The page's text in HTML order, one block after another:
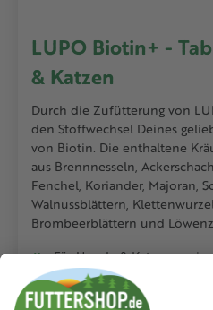
LUPO Biotin+ -
& Katzen
Durch die Zufütterung von
den Stoffwechsel Deines
von Biotin. Die enthaltene
aus Brennnesseln,
Fenchel, Koriander, Majoran,
Walnussblättern,
Brombeerblättern und
Für Hunde & Katzen
Stärkt Haut, Fell & Krallen
Enthält Mikroalgen